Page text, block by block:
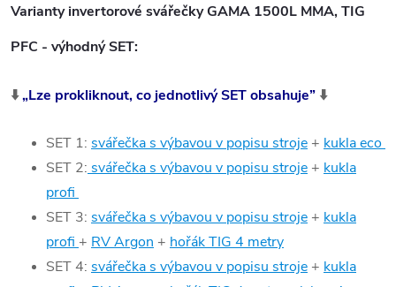
Varianty invertorové svářečky GAMA 1500L MMA, TIG
PFC - výhodný SET:
⬇️„Lze prokliknout, co jednotlivý SET obsahuje” ⬇️
SET 1: svářečka s výbavou v popisu stroje + kukla eco
SET 2: svářečka s výbavou v popisu stroje + kukla
profi
SET 3: svářečka s výbavou v popisu stroje + kukla
profi + RV Argon + hořák TIG 4 metry
SET 4: svářečka s výbavou v popisu stroje + kukla